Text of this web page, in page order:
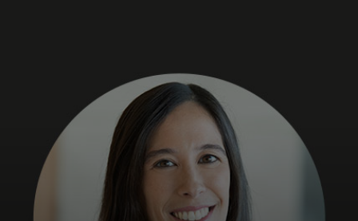
Para empresas
Para el mundo
Para innovadores